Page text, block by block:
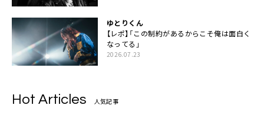
ゆとりくん
【レポ】「この制約があるからこそ俺は面白く
なってる」
2026.07.23
Hot Articles 人気記事